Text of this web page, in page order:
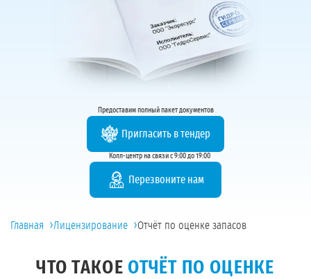
Предоставим полный пакет документов
Пригласить в тендер
Колл-центр на связи с 9:00 до 19:00
Перезвоните нам
Главная ›Лицензирование ›Отчёт по оценке запасов
ЧТО ТАКОЕ ОТЧЁТ ПО ОЦЕНКЕ